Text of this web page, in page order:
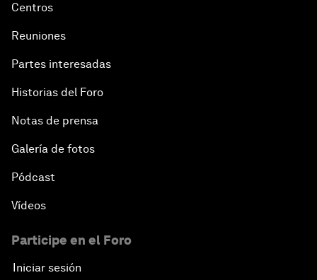
Centros
Reuniones
Partes interesadas
Historias del Foro
Notas de prensa
Galería de fotos
Pódcast
Vídeos
Participe en el Foro
Iniciar sesión